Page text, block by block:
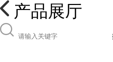
产品展厅